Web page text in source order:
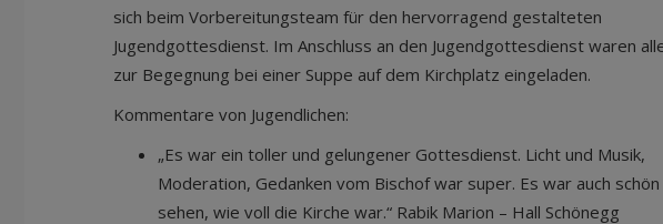
sich beim Vorbereitungsteam für den hervorragend gestalteten
Jugendgottesdienst. Im Anschluss an den Jugendgottesdienst waren
zur Begegnung bei einer Suppe auf dem Kirchplatz eingeladen.
Kommentare von Jugendlichen:
„Es war ein toller und gelungener Gottesdienst. Licht und Musik,
Moderation, Gedanken vom Bischof war super. Es war auch schön
sehen, wie voll die Kirche war.“ Rabik Marion – Hall Schönegg